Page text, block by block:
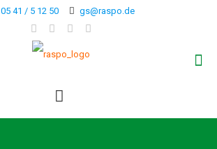
05 41 / 5 12 50 gs@raspo.de